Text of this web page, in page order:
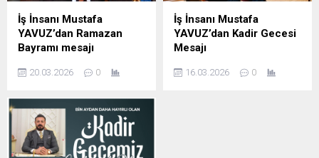
İş İnsanı Mustafa
YAVUZ’dan Ramazan
Bayramı mesajı
Başkanı ve İş insanı Mustafa
dolayısıyla mesaj yayımladı;
İş insanı Mustafa Yavuz
Mesajında şunları kaydetti,
Ramazan ayının manevi
20.03.2026 0
İş İnsanı Mustafa
YAVUZ’dan Kadir Gecesi
Mesajı
Başkanı ve iş insanı Mustafa
16.03.2026 0